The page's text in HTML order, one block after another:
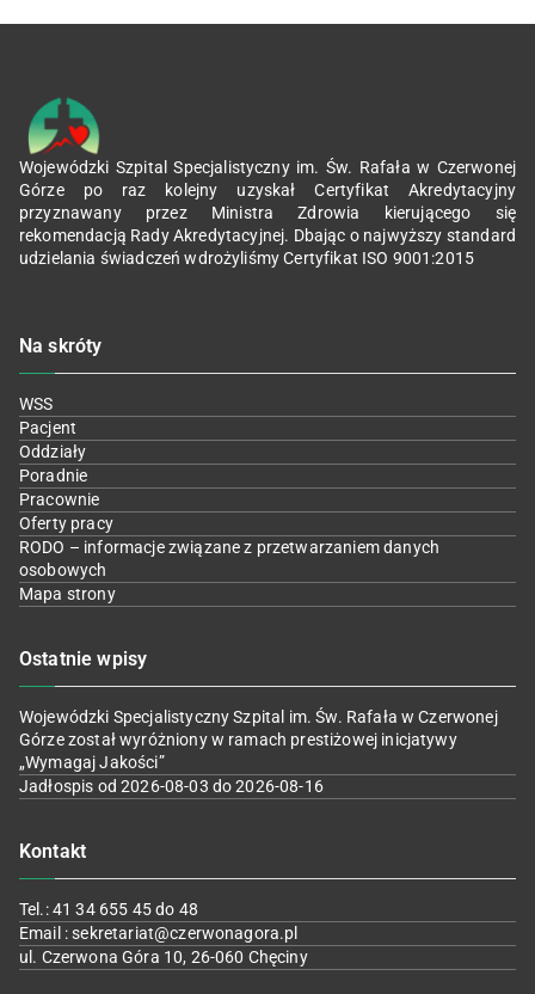
Wojewódzki Szpital Specjalistyczny im. Św. Rafała w Czerwonej
Górze po raz kolejny uzyskał Certyfikat Akredytacyjny
przyznawany przez Ministra Zdrowia kierującego się
rekomendacją Rady Akredytacyjnej. Dbając o najwyższy standard
udzielania świadczeń wdrożyliśmy Certyfikat ISO 9001:2015
Na skróty
WSS
Pacjent
Oddziały
Poradnie
Pracownie
Oferty pracy
RODO – informacje związane z przetwarzaniem danych
osobowych
Mapa strony
Ostatnie wpisy
Wojewódzki Specjalistyczny Szpital im. Św. Rafała w Czerwonej
Górze został wyróżniony w ramach prestiżowej inicjatywy
„Wymagaj Jakości”
Jadłospis od 2026-08-03 do 2026-08-16
Kontakt
Tel.: 41 34 655 45 do 48
Email : sekretariat@czerwonagora.pl
ul. Czerwona Góra 10, 26-060 Chęciny